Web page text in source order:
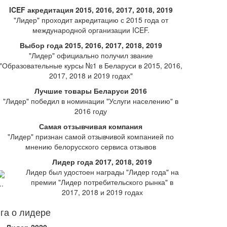
ICEF акредитация 2015, 2016, 2017, 2018, 2019
"Лидер" проходит акредитацию с 2015 года от
международной организации ICEF.
Выбор года 2015, 2016, 2017, 2018, 2019
"Лидер" официально получил звание
курсы №1 в Беларуси в 2015, 2016,
2017, 2018 и 2019 годах"
Лучшие товары Беларуси 2016
"Лидер" победил в номинации "Услуги населению" в
2016 году
Самая отзывчивая компания
"Лидер" признан самой отзывчивой компанией по
мнению белорусского сервиса отзывов
Лидер года 2017, 2018, 2019
Лидер был удостоен награды "Лидер года" на
премии "Лидер потребительского рынка" в
2017, 2018 и 2019 годах
о лидере